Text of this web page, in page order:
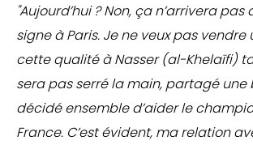
"Aujourd’hui ? Non, ça n’arrivera pas
signe à Paris. Je ne veux pas vendre
cette qualité à Nasser (al-Khelaïfi)
sera pas serré la main, partagé une
décidé ensemble d’aider le
France. C’est évident, ma relation